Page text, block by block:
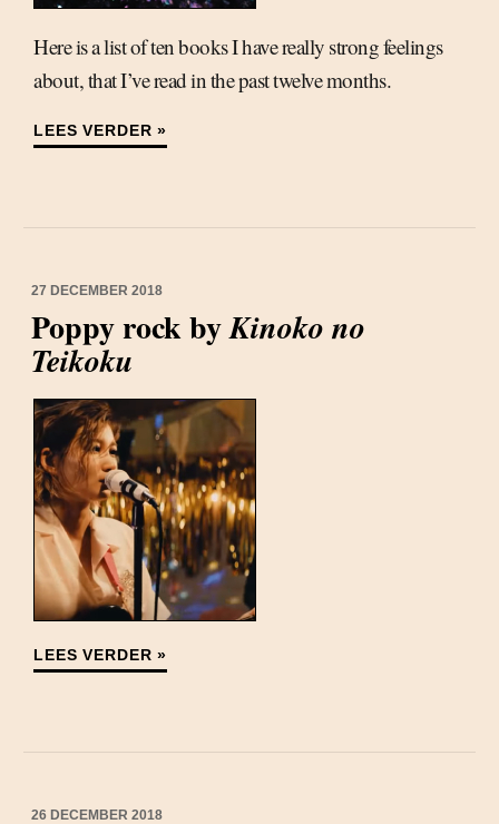
Here is a list of ten books I have really strong feelings
about, that I’ve read in the past twelve months.
LEES VERDER »
27 DECEMBER 2018
Poppy rock byKinoko no
Teikoku
LEES VERDER »
26 DECEMBER 2018